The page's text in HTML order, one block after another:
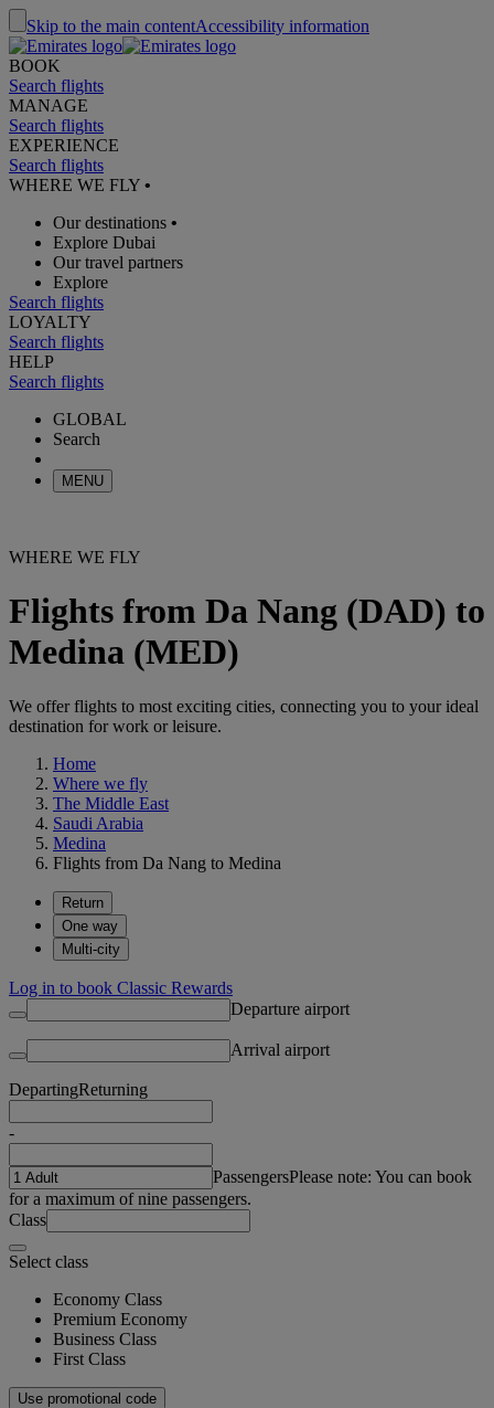
Skip to the main contentAccessibility information
BOOK
Search flights
MANAGE
Search flights
EXPERIENCE
Search flights
WHERE WE FLY •
Our destinations •
Explore Dubai
Our travel partners
Explore
Search flights
LOYALTY
Search flights
HELP
Search flights
GLOBAL
Search
MENU
WHERE WE FLY
Flights from Da Nang (DAD) to
Medina (MED)
We offer flights to most exciting cities, connecting you to your ideal
destination for work or leisure.
Home
Where we fly
The Middle East
Saudi Arabia
Medina
Flights from Da Nang to Medina
Return
One way
Multi-city
Log in to book Classic Rewards
Departure airport
Arrival airport
DepartingReturning
-
PassengersPlease note: You can book
for a maximum of nine passengers.
Class
Select class
Economy Class
Premium Economy
Business Class
First Class
Use promotional code